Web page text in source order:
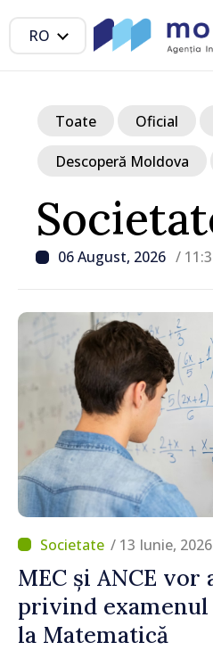
RO
06 August, 2026 /
Toate Oficial
Descoperă Moldova
/ 13 Iunie, 2026
MEC și ANCE
privind examenul
la Matematică